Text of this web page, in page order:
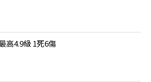
高4.9級 1死6傷